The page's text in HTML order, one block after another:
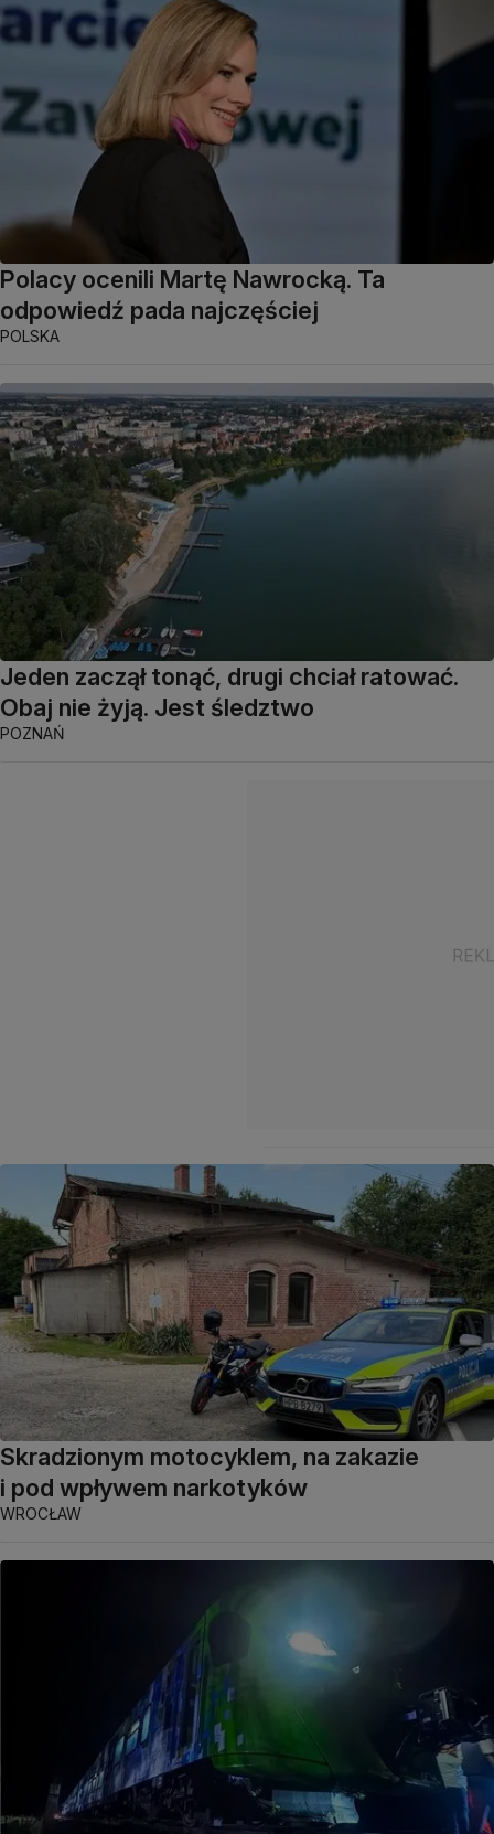
Polacy ocenili Martę Nawrocką. Ta
odpowiedź pada najczęściej
POLSKA
Jeden zaczął tonąć, drugi chciał ratować.
Obaj nie żyją. Jest śledztwo
POZNAŃ
Skradzionym motocyklem, na zakazie
i pod wpływem narkotyków
WROCŁAW